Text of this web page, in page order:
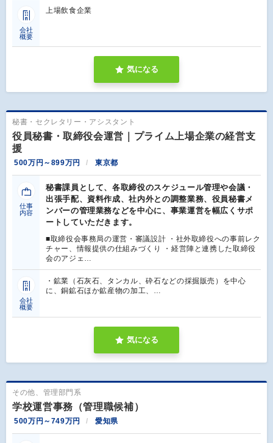
会社
概要
上場飲食企業
気になる
秘書・セクレタリー・アシスタント
役員秘書・取締役会運営｜プライム上場企業の経営支
援
500万円～899万円 東京都
仕事
内容
秘書課員として、各取締役のスケジュール管理や会議・
出張手配、資料作成、社内外との調整業務、役員秘書メ
ンバーの管理業務などを中心に、事業運営を幅広くサポ
ートしていただきます。
■取締役会事務局の運営・審議設計 ・社外取締役への事前レク
チャー、情報提供の仕組みづくり ・経営陣と連携した取締役
会のアジェ…
会社
概要
・鉱業（石灰石、タンカル、砕石などの採掘販売）を中心
に、銅鉱石ほか鉱産物の加工、…
気になる
その他、管理部門系
学校運営事務（管理職候補）
500万円～749万円 愛知県